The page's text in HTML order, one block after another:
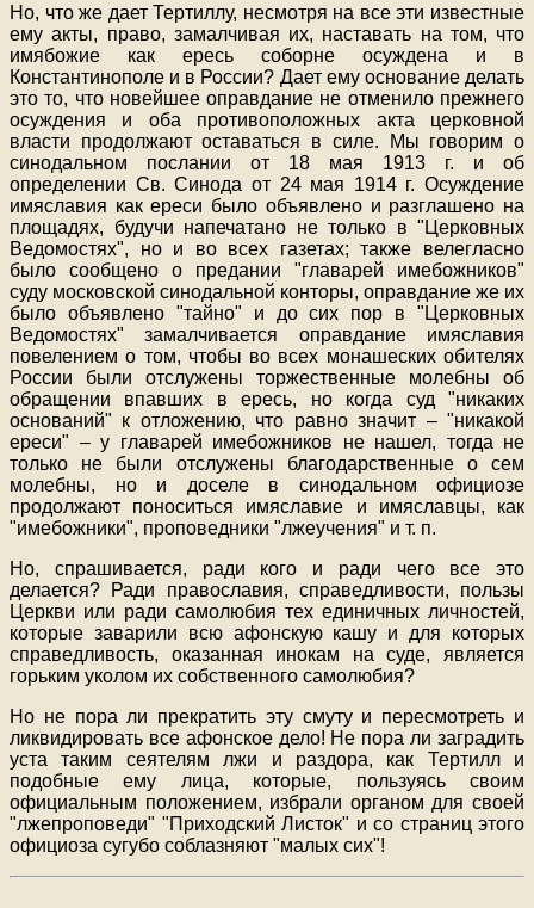
Но, что же дает Тертиллу, несмотря на все эти известные
ему акты, право, замалчивая их, наставать на том, что
имябожие как ересь соборне осуждена и в
Константинополе и в России? Дает ему основание делать
это то, что новейшее оправдание не отменило прежнего
осуждения и оба противоположных акта церковной
власти продолжают оставаться в силе. Мы говорим о
синодальном послании от 18 мая 1913 г. и об
определении Св. Синода от 24 мая 1914 г. Осуждение
имяславия как ереси было объявлено и разглашено на
площадях, будучи напечатано не только в "Церковных
Ведомостях", но и во всех газетах; также велегласно
было сообщено о предании "главарей имебожников"
суду московской синодальной конторы, оправдание же их
было объявлено "тайно" и до сих пор в "Церковных
Ведомостях" замалчивается оправдание имяславия
повелением о том, чтобы во всех монашеских обителях
России были отслужены торжественные молебны об
обращении впавших в ересь, но когда суд "никаких
оснований" к отложению, что равно значит – "никакой
ереси" – у главарей имебожников не нашел, тогда не
только не были отслужены благодарственные о сем
молебны, но и доселе в синодальном официозе
продолжают поноситься имяславие и имяславцы, как
"имебожники", проповедники "лжеучения" и т. п.
Но, спрашивается, ради кого и ради чего все это
делается? Ради православия, справедливости, пользы
Церкви или ради самолюбия тех единичных личностей,
которые заварили всю афонскую кашу и для которых
справедливость, оказанная инокам на суде, является
горьким уколом их собственного самолюбия?
Но не пора ли прекратить эту смуту и пересмотреть и
ликвидировать все афонское дело! Не пора ли заградить
уста таким сеятелям лжи и раздора, как Тертилл и
подобные ему лица, которые, пользуясь своим
официальным положением, избрали органом для своей
"лжепроповеди" "Приходский Листок" и со страниц этого
официоза сугубо соблазняют "малых сих"!